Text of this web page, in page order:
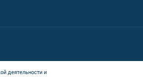
деятельности и